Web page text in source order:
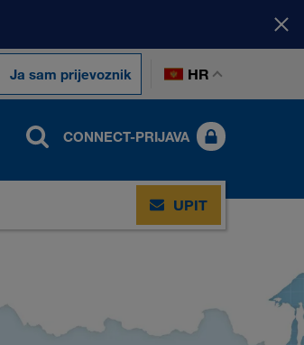
Ja sam prijevoznik HR
CONNECT-PRIJAVA
UPIT